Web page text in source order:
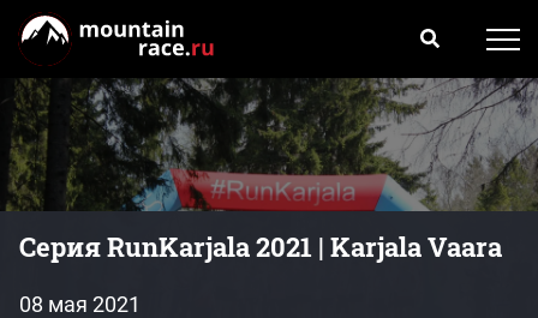
Серия RunKarjala 2021 | Karjala Vaara
08 мая 2021